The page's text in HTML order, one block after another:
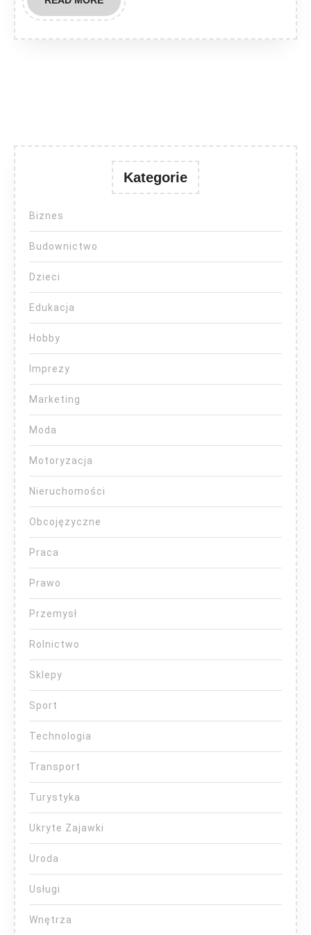
MORE
Kategorie
Biznes
Budownictwo
Dzieci
Edukacja
Hobby
Imprezy
Marketing
Moda
Motoryzacja
Nieruchomości
Obcojęzyczne
Praca
Prawo
Przemysł
Rolnictwo
Sklepy
Sport
Technologia
Transport
Turystyka
Ukryte Zajawki
Uroda
Usługi
Wnętrza